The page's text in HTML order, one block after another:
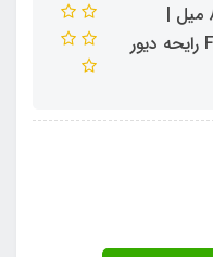
ادکلن فراگرنس ورد سیلور وود ۸۰ میل |
Fragrance World Silver Wood رایحه دیور